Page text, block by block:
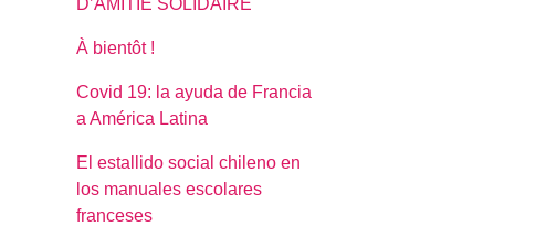
À bientôt !
Covid 19: la ayuda de Francia
a América Latina
El estallido social chileno en
los manuales escolares
franceses